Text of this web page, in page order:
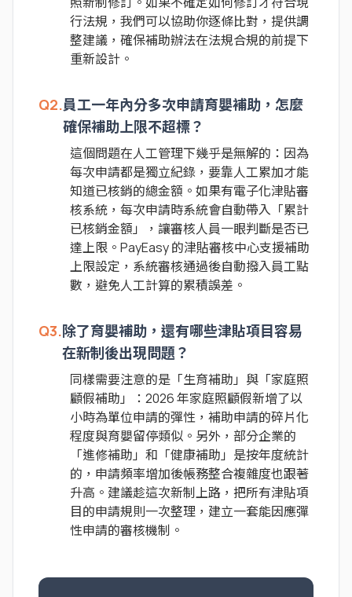
行法規，我們可以協助你逐條比對，提供調
整建議，確保補助辦法在法規合規的前提下
重新設計。
Q2.員工一年內分多次申請育嬰補助，怎麼
確保補助上限不超標？
這個問題在人工管理下幾乎是無解的：因為
每次申請都是獨立紀錄，要靠人工累加才能
知道已核銷的總金額。如果有電子化津貼審
核系統，每次申請時系統會自動帶入「累計
已核銷金額」，讓審核人員一眼判斷是否已
達上限。PayEasy 的津貼審核中心支援補助
上限設定，系統審核通過後自動撥入員工點
數，避免人工計算的累積誤差。
Q3.除了育嬰補助，還有哪些津貼項目容易
在新制後出現問題？
同樣需要注意的是「生育補助」與「家庭照
顧假補助」：2026 年家庭照顧假新增了以
小時為單位申請的彈性，補助申請的碎片化
程度與育嬰留停類似。另外，部分企業的
「進修補助」和「健康補助」是按年度統計
的，申請頻率增加後帳務整合複雜度也跟著
升高。建議趁這次新制上路，把所有津貼項
目的申請規則一次整理，建立一套能因應彈
性申請的審核機制。